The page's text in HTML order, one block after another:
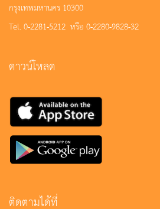
กรุงเทพมหานคร 10300
Tel. 0-2281-5212 หรือ 0-2280-9828-32
ดาวน์โหลด
ติดตามได้ที่